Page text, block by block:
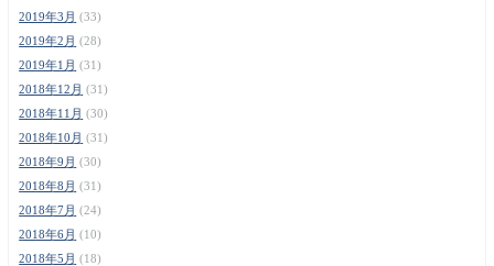
2019年3月 (33)
2019年2月 (28)
2019年1月 (31)
2018年12月 (31)
2018年11月 (30)
2018年10月 (31)
2018年9月 (30)
2018年8月 (31)
2018年7月 (24)
2018年6月 (10)
2018年5月 (18)